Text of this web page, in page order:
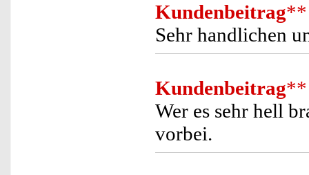
Kundenbeitrag**
Sehr handlichen
Kundenbeitrag**
Wer es sehr hell
vorbei.